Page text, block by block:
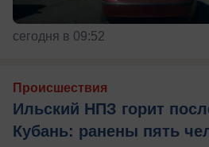
сегодня в 09:52
Происшествия
Ильский НПЗ горит
Кубань: ранены пять